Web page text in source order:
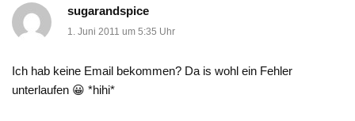
sugarandspice
1. Juni 2011 um 5:35 Uhr
Ich hab keine Email bekommen? Da is wohl ein Fehler
unterlaufen 😀 *hihi*